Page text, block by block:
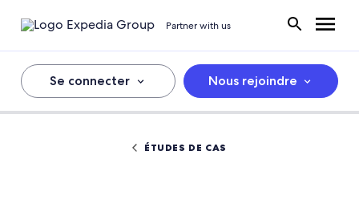
Partner with us
Se connecter Nous rejoindre
ÉTUDES DE CAS